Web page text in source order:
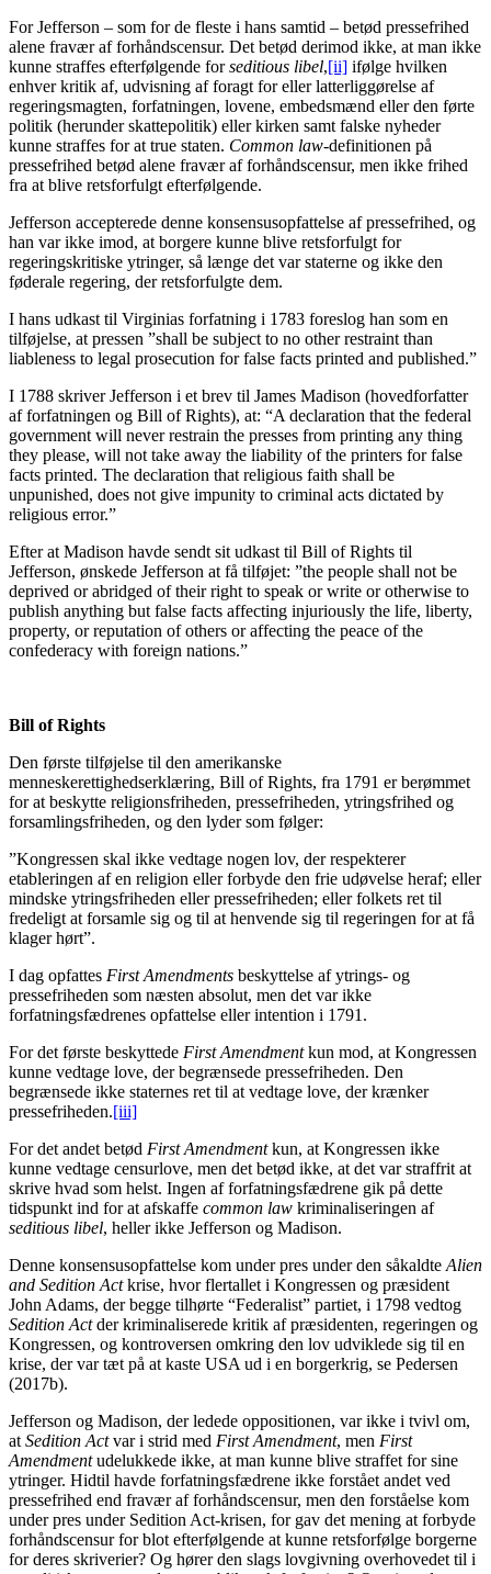
For Jefferson – som for de fleste i hans samtid – betød pressefrihed
alene fravær af forhåndscensur. Det betød derimod ikke, at man ikke
kunne straffes efterfølgende forseditious libel,[ii] ifølge hvilken
enhver kritik af, udvisning af foragt for eller latterliggørelse af
regeringsmagten, forfatningen, lovene, embedsmænd eller den førte
politik (herunder skattepolitik) eller kirken samt falske nyheder
kunne straffes for at true staten. Common law-definitionen på
pressefrihed betød alene fravær af forhåndscensur, men ikke frihed
fra at blive retsforfulgt efterfølgende.
Jefferson accepterede denne konsensusopfattelse af pressefrihed, og
han var ikke imod, at borgere kunne blive retsforfulgt for
regeringskritiske ytringer, så længe det var staterne og ikke den
føderale regering, der retsforfulgte dem.
I hans udkast til Virginias forfatning i 1783 foreslog han som en
tilføjelse, at pressen ”shall be subject to no other restraint than
liableness to legal prosecution for false facts printed and published.”
I 1788 skriver Jefferson i et brev til James Madison (hovedforfatter
af forfatningen og Bill of Rights), at: “A declaration that the federal
government will never restrain the presses from printing any thing
they please, will not take away the liability of the printers for false
facts printed. The declaration that religious faith shall be
unpunished, does not give impunity to criminal acts dictated by
religious error.”
Efter at Madison havde sendt sit udkast til Bill of Rights til
Jefferson, ønskede Jefferson at få tilføjet: ”the people shall not be
deprived or abridged of their right to speak or write or otherwise to
publish anything but false facts affecting injuriously the life, liberty,
property, or reputation of others or affecting the peace of the
confederacy with foreign nations.”
Bill of Rights
Den første tilføjelse til den amerikanske
menneskerettighedserklæring, Bill of Rights, fra 1791 er berømmet
for at beskytte religionsfriheden, pressefriheden, ytringsfrihed og
forsamlingsfriheden, og den lyder som følger:
”Kongressen skal ikke vedtage nogen lov, der respekterer
etableringen af en religion eller forbyde den frie udøvelse heraf; eller
mindske ytringsfriheden eller pressefriheden; eller folkets ret til
fredeligt at forsamle sig og til at henvende sig til regeringen for at få
klager hørt”.
I dag opfattes First Amendments beskyttelse af ytrings- og
pressefriheden som næsten absolut, men det var ikke
forfatningsfædrenes opfattelse eller intention i 1791.
For det første beskyttede First Amendmentkun mod, at Kongressen
kunne vedtage love, der begrænsede pressefriheden. Den
begrænsede ikke staternes ret til at vedtage love, der krænker
pressefriheden.[iii]
For det andet betød First Amendmentkun, at Kongressen ikke
kunne vedtage censurlove, men det betød ikke, at det var straffrit at
skrive hvad som helst. Ingen af forfatningsfædrene gik på dette
tidspunkt ind for at afskaffe common law kriminaliseringen af
seditious libel, heller ikke Jefferson og Madison.
Denne konsensusopfattelse kom under pres under den såkaldte Alien
and Sedition Actkrise, hvor flertallet i Kongressen og præsident
John Adams, der begge tilhørte “Federalist” partiet, i 1798 vedtog
Sedition Actder kriminaliserede kritik af præsidenten, regeringen og
Kongressen, og kontroversen omkring den lov udviklede sig til en
krise, der var tæt på at kaste USA ud i en borgerkrig, se Pedersen
(2017b).
Jefferson og Madison, der ledede oppositionen, var ikke i tvivl om,
at Sedition Actvar i strid med First Amendment, men First
Amendmentudelukkede ikke, at man kunne blive straffet for sine
ytringer. Hidtil havde forfatningsfædrene ikke forstået andet ved
pressefrihed end fravær af forhåndscensur, men den forståelse kom
under pres under Sedition Act-krisen, for gav det mening at forbyde
forhåndscensur for blot efterfølgende at kunne retsforfølge borgerne
for deres skriverier? Og hører den slags lovgivning overhovedet til i